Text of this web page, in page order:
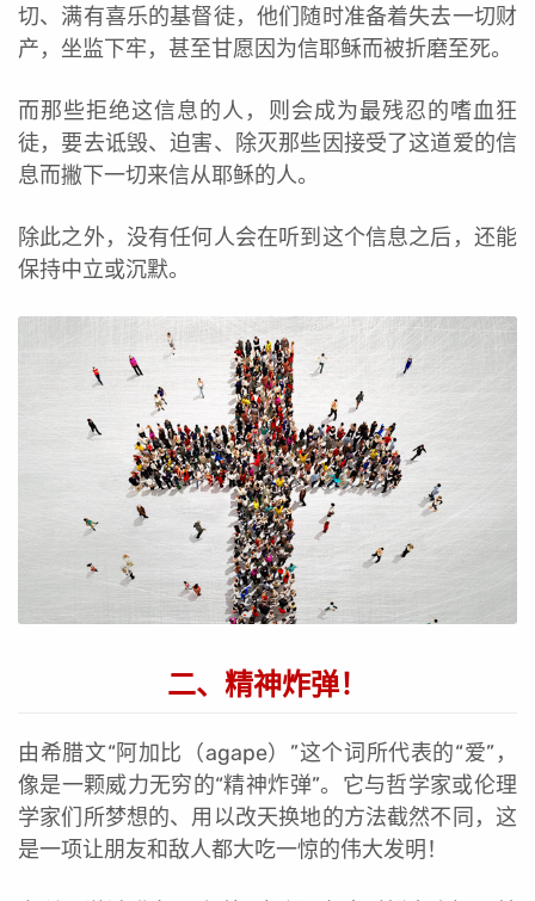
切、满有喜乐的基督徒，他们随时准备着失去一切财
产，坐监下牢，甚至甘愿因为信耶稣而被折磨至死。
而那些拒绝这信息的人，则会成为最残忍的嗜血狂
徒，要去诋毁、迫害、除灭那些因接受了这道爱的信
息而撇下一切来信从耶稣的人。
除此之外，没有任何人会在听到这个信息之后，还能
保持中立或沉默。
二、精神炸弹！
由希腊文“阿加比（agape）”这个词所代表的“爱”，
像是一颗威力无穷的“精神炸弹”。它与哲学家或伦理
学家们所梦想的、用以改天换地的方法截然不同，这
是一项让朋友和敌人都大吃一惊的伟大发明！